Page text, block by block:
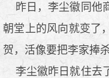
昨日，李尘徽同他
朝堂上的风向就变了
贺，活像要把李家捧杀
李尘徽昨日就住去